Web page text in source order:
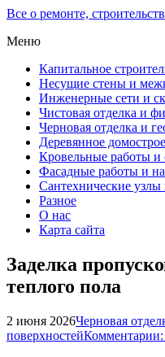
Все о ремонте,
Меню
Капитальное
Несущие стены и
Инженерные сети и
Чистовая отделка и
Черновая отделка и
Деревянное
Кровельные работы и
Фасадные работы и
Сантехнические
Разное
О нас
Карта сайта
Заделка
теплого пола
2 июня 2026Черновая
поверхностей